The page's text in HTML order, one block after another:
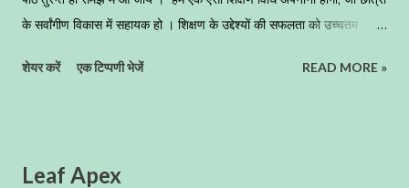
के सर्वांगीण विकास में सहायक हो । शिक्षण के उद्देश्यों की सफलता को उच्चतम
आधी सफलता शिक्षण विधियों में निहित है । समुचित शिक्षण विधियों के बिना शिक्षण
ऊर्जा को फालतू में व्यय करता है , और उसे सही मायनों में परिवर्तित करने में असफल
शेयर करें एक टिप्पणी भेजें READ MORE »
Leaf Apex